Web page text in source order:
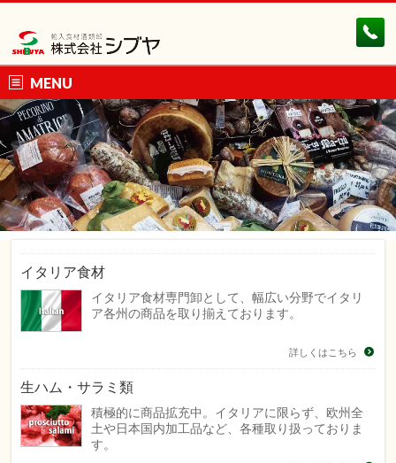
MENU
イタリア食材
イタリア食材専門卸として、幅広い分野でイタリ
ア各州の商品を取り揃えております。
詳しくはこちら
生ハム・サラミ類
積極的に商品拡充中。イタリアに限らず、欧州全
土や日本国内加工品など、各種取り扱っておりま
す。